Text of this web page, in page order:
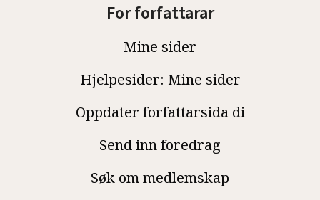
For forfattarar
Mine sider
Hjelpesider: Mine sider
Oppdater forfattarsida di
Send inn foredrag
Søk om medlemskap